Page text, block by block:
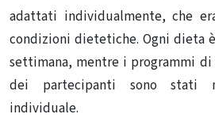
adattati individualmente, che
condizioni dietetiche. Ogni dieta
settimana, mentre i programmi
dei partecipanti sono stati
individuale.